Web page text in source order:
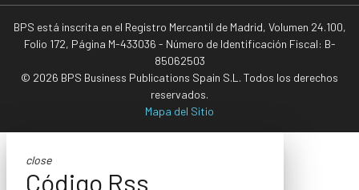
BPS está inscrita en el Registro Mercantil de Madrid, Volumen 24.100,
Folio 172, Página M-433036 - Número de Identificación Fiscal: B-
85062503
© 2026 BPS Business Publications Spain S.L. Todos los derechos
reservados.
Mapa del Sitio
close
Código Rss